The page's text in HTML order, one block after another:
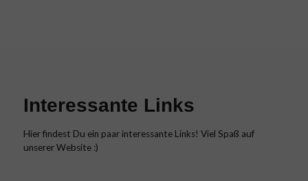
Interessante Links
Hier findest Du ein paar interessante Links! Viel Spaß auf
unserer Website :)